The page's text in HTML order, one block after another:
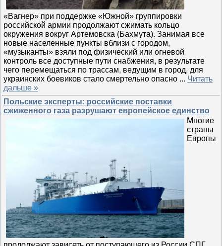
«Вагнер» при поддержке «Южной» группировки
российской армии продолжают сжимать кольцо
окружения вокруг Артемовска (Бахмута). Занимая все
новые населенные пункты вблизи с городом,
«музыканты» взяли под физический или огневой
контроль все доступные пути снабжения, в результате
чего перемещаться по трассам, ведущим в город, для
украинских боевиков стало смертельно опасно ... Читать
дальше »
Польские эксперты: российские поставки
сжиженного газа разрушают европейское единство
Многие
страны
Европы